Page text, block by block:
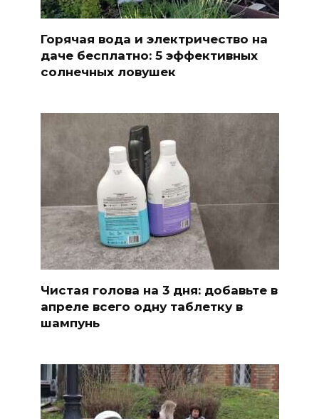
Горячая вода и электричество на
даче бесплатно: 5 эффективных
солнечных ловушек
Чистая голова на 3 дня: добавьте в
апреле всего одну таблетку в
шампунь